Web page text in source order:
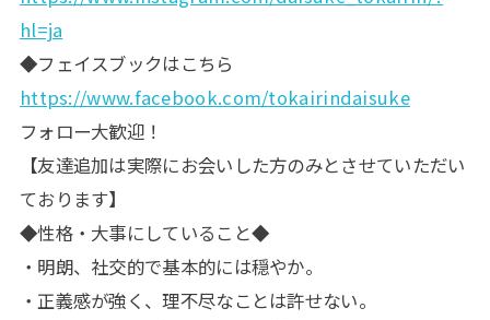
hl=ja
◆フェイスブックはこちら
https://www.facebook.com/tokairindaisuke
フォロー大歓迎！
【友達追加は実際にお会いした方のみとさせていただい
ております】
◆性格・大事にしていること◆
・明朗、社交的で基本的には穏やか。
・正義感が強く、理不尽なことは許せない。